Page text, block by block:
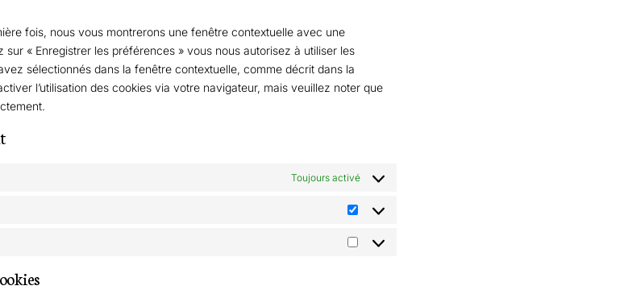
fois, nous vous montrerons une fenêtre contextuelle avec une
« Enregistrer les préférences » vous nous autorisez à utiliser les
sélectionnés dans la fenêtre contextuelle, comme décrit dans la
l’utilisation des cookies via votre navigateur, mais veuillez noter que
Toujours activé